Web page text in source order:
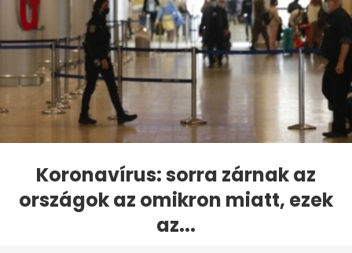
Koronavírus: sorra zárnak az
országok az omikron miatt, ezek
az...